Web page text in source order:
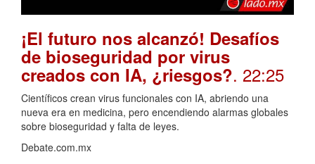
¡El futuro nos alcanzó! Desafíos
de bioseguridad por virus
creados con IA, ¿riesgos?. 22:25
Científicos crean virus funcionales con IA, abriendo una
nueva era en medicina, pero encendiendo alarmas globales
sobre bioseguridad y falta de leyes.
Debate.com.mx